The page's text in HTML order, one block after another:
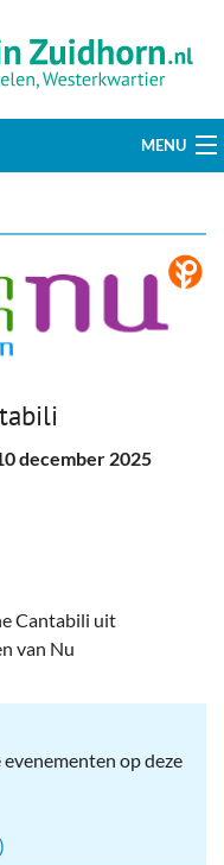
MENU
december 2025
Cantabili uit
van Nu
op deze